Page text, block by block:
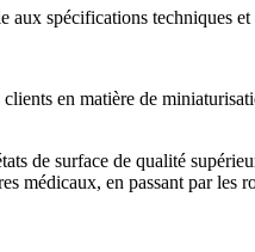
spécifications techniques
en matière de
de surface de qualité
médicaux, en passant par les